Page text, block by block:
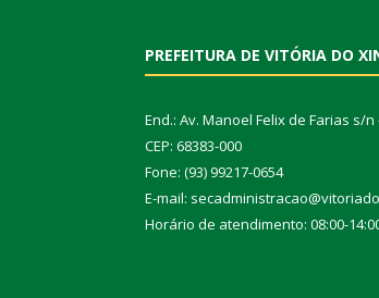
PREFEITURA DE VITÓRIA DO
End.: Av. Manoel Felix de Farias s/n
CEP: 68383-000
Fone: (93) 99217-0654
E-mail:
Horário de atendimento: 08:00-